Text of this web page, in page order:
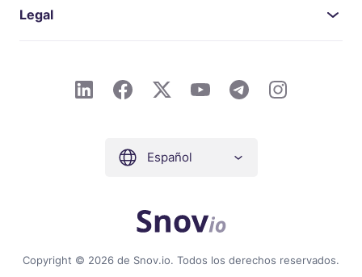
Legal
Copyright © 2026 de Snov.io. Todos los derechos reservados.
Español